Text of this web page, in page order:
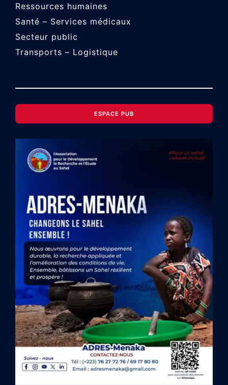
Ressources humaines
Santé – Services médicaux
Secteur public
Transports – Logistique
ESPACE PUB